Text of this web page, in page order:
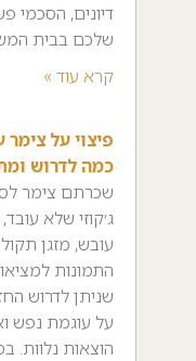
דיונים, הסכמי
שלכם בבית
קרא עוד »
פיצוי על צימר
כמה לדרוש
שכרתם צימר
ג׳קוזי שלא
עובש, מזגן
התמונות
שניתן לדרוש
על עוגמת נפש
הוצאות נלוות.